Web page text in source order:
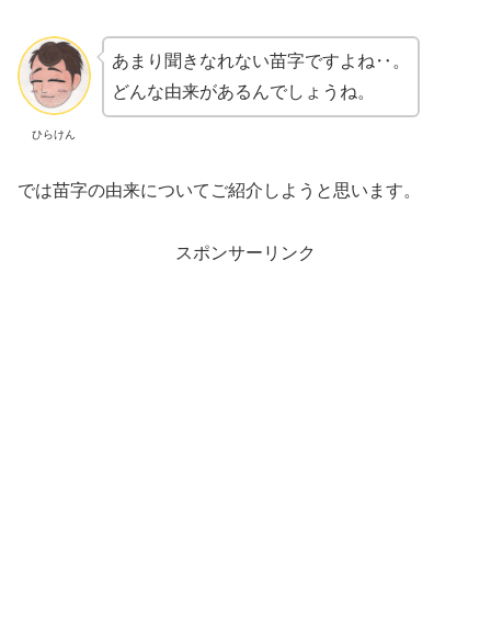
ひらけん
あまり聞きなれない苗字ですよね‥。
どんな由来があるんでしょうね。
では苗字の由来についてご紹介しようと思います。
スポンサーリンク